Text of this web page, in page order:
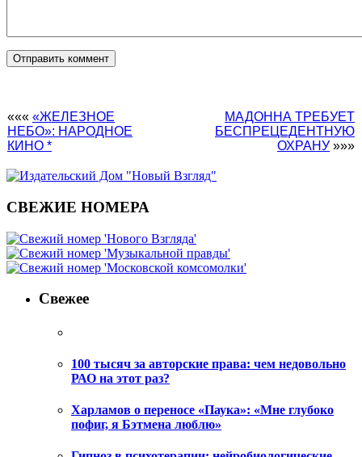
««« «ЖЕЛЕЗНОЕ
НЕБО»: НАРОДНОЕ
КИНО *
МАДОННА ТРЕБУЕТ
БЕСПРЕЦЕДЕНТНУЮ
ОХРАНУ »»»
СВЕЖИЕ НОМЕРА
Свежее
100 тысяч за авторские права: чем недовольно
РАО на этот раз?
Харламов о переносе «Паука»: «Мне глубоко
пофиг, я Бэтмена люблю»